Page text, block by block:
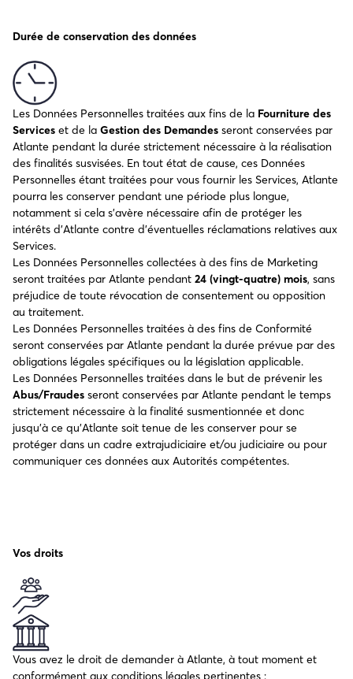
Durée de conservation des données
Les Données Personnelles traitées aux fins de la Fourniture des
Services et de la Gestion des Demandes seront conservées par
Atlante pendant la durée strictement nécessaire à la réalisation
des finalités susvisées. En tout état de cause, ces Données
Personnelles étant traitées pour vous fournir les Services, Atlante
pourra les conserver pendant une période plus longue,
notamment si cela s’avère nécessaire afin de protéger les
intérêts d’Atlante contre d’éventuelles réclamations relatives aux
Services.
Les Données Personnelles collectées à des fins de Marketing
seront traitées par Atlante pendant 24 (vingt-quatre) mois, sans
préjudice de toute révocation de consentement ou opposition
au traitement.
Les Données Personnelles traitées à des fins de Conformité
seront conservées par Atlante pendant la durée prévue par des
obligations légales spécifiques ou la législation applicable.
Les Données Personnelles traitées dans le but de prévenir les
Abus/Fraudes seront conservées par Atlante pendant le temps
strictement nécessaire à la finalité susmentionnée et donc
jusqu’à ce qu’Atlante soit tenue de les conserver pour se
protéger dans un cadre extrajudiciaire et/ou judiciaire ou pour
communiquer ces données aux Autorités compétentes.
Vos droits
Vous avez le droit de demander à Atlante, à tout moment et
conformément aux conditions légales pertinentes :